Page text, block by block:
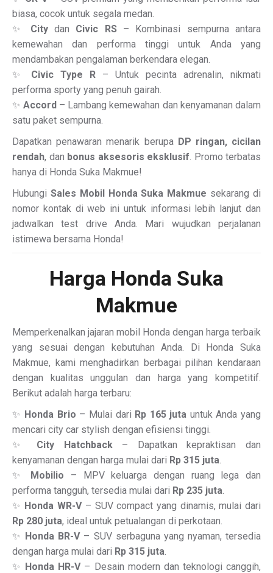
biasa, cocok untuk segala medan.
✨ Citydan Civic RS– Kombinasi sempurna antara
kemewahan dan performa tinggi untuk Anda yang
mendambakan pengalaman berkendara elegan.
✨ Civic Type R – Untuk pecinta adrenalin, nikmati
performa sporty yang penuh gairah.
✨ Accord– Lambang kemewahan dan kenyamanan dalam
satu paket sempurna.
Dapatkan penawaran menarik berupa DP ringan, cicilan
rendah, dan bonus aksesoris eksklusif. Promo terbatas
hanya di Honda Suka Makmue!
Hubungi Sales Mobil Honda Suka Makmue sekarang di
nomor kontak di web ini untuk informasi lebih lanjut dan
jadwalkan test drive Anda. Mari wujudkan perjalanan
istimewa bersama Honda!
Harga Honda Suka
Makmue
Memperkenalkan jajaran mobil Honda dengan harga terbaik
yang sesuai dengan kebutuhan Anda. Di Honda Suka
Makmue, kami menghadirkan berbagai pilihan kendaraan
dengan kualitas unggulan dan harga yang kompetitif.
Berikut adalah harga terbaru:
✨ Honda Brio – Mulai dari Rp 165 juta untuk Anda yang
mencari city car stylish dengan efisiensi tinggi.
✨ City Hatchback– Dapatkan kepraktisan dan
kenyamanan dengan harga mulai dari Rp 315 juta.
✨ Mobilio – MPV keluarga dengan ruang lega dan
performa tangguh, tersedia mulai dari Rp 235 juta.
✨ Honda WR-V– SUV compact yang dinamis, mulai dari
Rp 280 juta, ideal untuk petualangan di perkotaan.
✨ Honda BR-V– SUV serbaguna yang nyaman, tersedia
dengan harga mulai dari Rp 315 juta.
✨ Honda HR-V– Desain modern dan teknologi canggih,